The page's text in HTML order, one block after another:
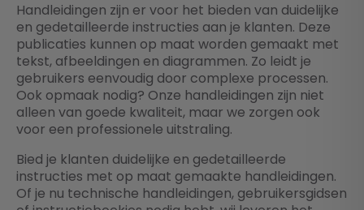
Handleidingen zijn er voor het bieden van duidelijke
en gedetailleerde instructies aan je klanten. Deze
publicaties kunnen op maat worden gemaakt met
tekst, afbeeldingen en diagrammen. Zo leidt je
gebruikers eenvoudig door complexe processen.
Ook opmaak nodig? Onze handleidingen zijn niet
alleen van goede kwaliteit, maar we zorgen ook
voor een professionele uitstraling.
Bied je klanten duidelijke en gedetailleerde
instructies met op maat gemaakte handleidingen.
Of je nu technische handleidingen, gebruikersgidsen